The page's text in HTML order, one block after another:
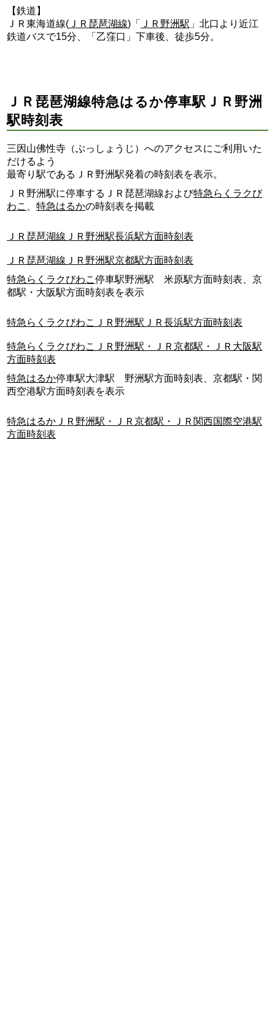
【鉄道】
ＪＲ東海道線( ＪＲ琵琶湖線)「 ＪＲ野洲駅 」北口より近江
鉄道バスで15分、「乙窪口」下車後、徒歩5分。
ＪＲ琵琶湖線特急はるか停車駅ＪＲ野洲
駅時刻表
三因山佛性寺（ぶっしょうじ）へのアクセスにご利用いた
だけるよう
最寄り駅であるＪＲ野洲駅発着の時刻表を表示。
ＪＲ野洲駅に停車するＪＲ琵琶湖線および特急らくラクび
わこ
、特急はるかの時刻表を掲載
ＪＲ琵琶湖線ＪＲ野洲駅長浜駅方面時刻表
ＪＲ琵琶湖線ＪＲ野洲駅京都駅方面時刻表
特急らくラクびわこ停車駅野洲駅 米原駅方面時刻表、京
都駅・大阪駅方面時刻表を表示
特急らくラクびわこＪＲ野洲駅ＪＲ長浜駅方面時刻表
特急らくラクびわこＪＲ野洲駅・ＪＲ京都駅・ＪＲ大阪駅
方面時刻表
特急はるか停車駅大津駅 野洲駅方面時刻表、京都駅・関
西空港駅方面時刻表を表示
特急はるかＪＲ野洲駅・ＪＲ京都駅・ＪＲ関西国際空港駅
方面時刻表